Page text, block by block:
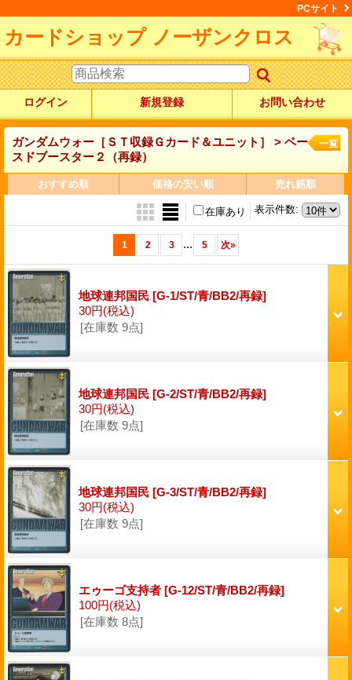
PCサイト
カードショップ ノーザンクロス
ログイン 新規登録 お問い合わせ
ガンダムウォー［ＳＴ収録Ｇカード＆ユニット］ > ベー
スドブースター２（再録）
一覧
おすすめ順 価格の安い順 売れ筋順
表示件数:
在庫あり
1 2 3 ... 5 次»
地球連邦国民 [G-1/ST/青/BB2/再録]
30円(税込)
[在庫数 9点]
地球連邦国民 [G-2/ST/青/BB2/再録]
30円(税込)
[在庫数 9点]
地球連邦国民 [G-3/ST/青/BB2/再録]
30円(税込)
[在庫数 9点]
エゥーゴ支持者 [G-12/ST/青/BB2/再録]
100円(税込)
[在庫数 8点]